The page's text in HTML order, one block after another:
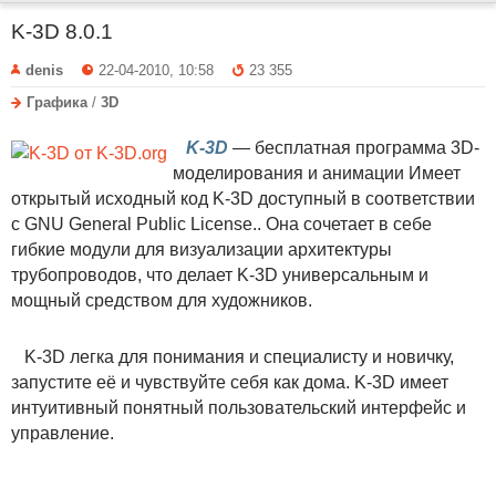
K-3D 8.0.1
denis 22-04-2010, 10:58
23 355
Графика / 3D
K-3D — бесплатная программа 3D-
моделирования и анимации Имеет
открытый исходный код K-3D доступный в соответствии
с GNU General Public License.. Она сочетает в себе
гибкие модули для визуализации архитектуры
трубопроводов, что делает K-3D универсальным и
мощный средством для художников.
K-3D легка для понимания и специалисту и новичку,
запустите её и чувствуйте себя как дома. K-3D имеет
интуитивный понятный пользовательский интерфейс и
управление.